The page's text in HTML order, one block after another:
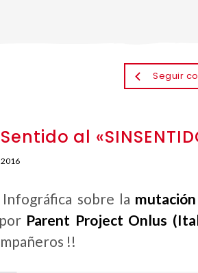
Seguir
al
sobre la
Parent Project Onlus
!!